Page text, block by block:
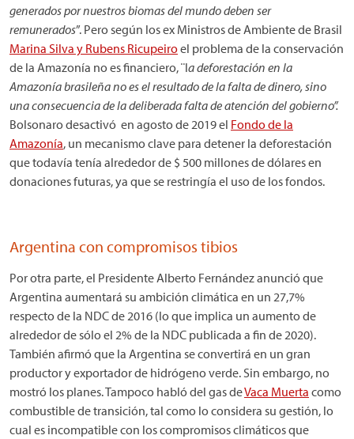
generados por nuestros biomas del mundo deben ser
remunerados”. Pero según los ex Ministros de Ambiente de Brasil
Marina Silva y Rubens Ricupeiroel problema de la conservación
de la Amazonía no es financiero, ¨la deforestación en la
Amazonía brasileña no es el resultado de la falta de dinero, sino
una consecuencia de la deliberada falta de atención del gobierno”.
Bolsonaro desactivó en agosto de 2019 el Fondo de la
Amazonía, un mecanismo clave para detener la deforestación
que todavía tenía alrededor de $ 500 millones de dólares en
donaciones futuras, ya que se restringía el uso de los fondos.
Argentina con compromisos tibios
Por otra parte, el Presidente Alberto Fernández anunció que
Argentina aumentará su ambición climática en un 27,7%
respecto de la NDC de 2016 (lo que implica un aumento de
alrededor de sólo el 2% de la NDC publicada a fin de 2020).
También afirmó que la Argentina se convertirá en un gran
productor y exportador de hidrógeno verde. Sin embargo, no
mostró los planes. Tampoco habló del gas deVaca Muerta como
combustible de transición, tal como lo considera su gestión, lo
cual es incompatible con los compromisos climáticos que